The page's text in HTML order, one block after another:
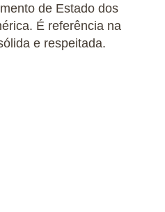
de Estado dos
É referência na
e respeitada.